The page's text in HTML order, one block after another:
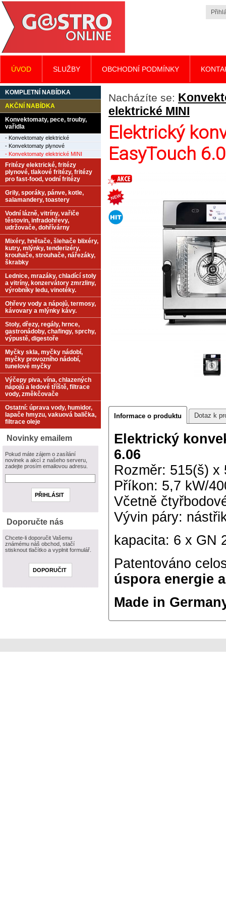
Nacházíte se:
elektrické MINI
Elektrický
EasyTouch
Informace o produktu Dotaz k
Elektrický
6.06
Rozměr: 515(š) x
Příkon: 5,7 kW/
Včetně
Vývin páry:
kapacita: 6 x GN
Patentováno
úspora energie
Made in
KOMPLETNÍ NABÍDKA
AKČNÍ NABÍDKA
Konvektomaty, pece, trouby,
vařidla
- Konvektomaty elektrické
- Konvektomaty plynové
- Konvektomaty elektrické MINI
Fritézy elektrické, fritézy
plynové, tlakové fritézy, fritézy
pro fast-food, vodní fritézy
Grily, sporáky, pánve, kotle,
salamandery, toastery
Vodní lázně, vitríny, vařiče
těstovin, infradohřevy,
udržovače, dohřívárny
Mixéry, hnětače, šlehače blixéry,
kutry, mlýnky, tenderizéry,
krouhače, strouhače, nářezáky,
škrabky
Lednice, mrazáky, chladící stoly
a vitríny, konzervátory zmrzliny,
výrobníky ledu, vinotéky.
Ohřevy vody a nápojů, termosy,
kávovary a mlýnky kávy.
Stoly, dřezy, regály, hrnce,
gastronádoby, chafingy, sprchy,
výpustě, digestoře
Myčky skla, myčky nádobí,
myčky provozního nádobí,
tunelové myčky
Výčepy piva, vína, chlazených
nápojů a ledové tříště, filtrace
vody, změkčovače
Ostatní: úprava vody, humidor,
lapače hmyzu, vakuová balička,
filtrace oleje
Novinky emailem
Pokud máte zájem o zasílání
novinek a akcí z našeho serveru,
zadejte prosím emailovou adresu.
Doporučte nás
Chcete-li doporučit Vašemu
známému náš obchod, stačí
stisknout tlačítko a vyplnit formulář.
ÚVOD SLUŽBY OBCHODNÍ PODMÍNKY